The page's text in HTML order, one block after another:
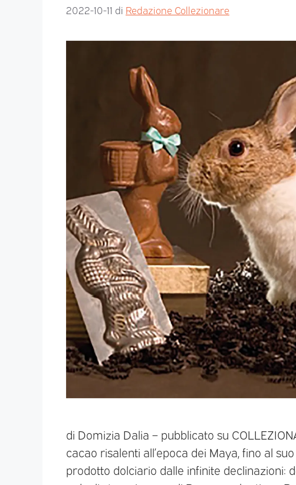
2022-10-11 di Redazione Collezionare
di Domizia Dalia – pubblicato su
cacao risalenti all’epoca dei Maya, fino al
prodotto dolciario dalle infinite declinazioni: